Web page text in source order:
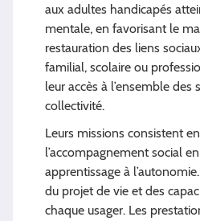
aux adultes handicapés
mentale, en favorisant le
restauration des liens
familial, scolaire ou
leur accès à l’ensemble
collectivité.
Leurs missions consistent
l’accompagnement social
apprentissage à
du projet de vie et des
chaque usager. Les